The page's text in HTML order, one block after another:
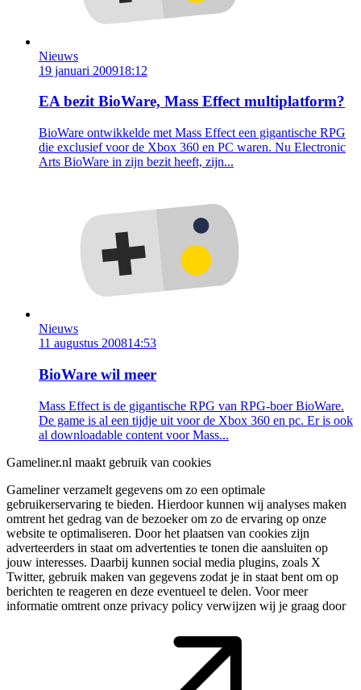
Nieuws
19 januari 200918:12
EA bezit BioWare, Mass Effect multiplatform?
BioWare ontwikkelde met Mass Effect een gigantische RPG
die exclusief voor de Xbox 360 en PC waren. Nu Electronic
Arts BioWare in zijn bezit heeft, zijn...
Nieuws
11 augustus 200814:53
BioWare wil meer
Mass Effect is de gigantische RPG van RPG-boer BioWare.
De game is al een tijdje uit voor de Xbox 360 en pc. Er is ook
al downloadable content voor Mass...
Gameliner.nl maakt gebruik van cookies
Gameliner verzamelt gegevens om zo een optimale
gebruikerservaring te bieden. Hierdoor kunnen wij analyses maken
omtrent het gedrag van de bezoeker om zo de ervaring op onze
website te optimaliseren. Door het plaatsen van cookies zijn
adverteerders in staat om advertenties te tonen die aansluiten op
jouw interesses. Daarbij kunnen social media plugins, zoals X
Twitter, gebruik maken van gegevens zodat je in staat bent om op
berichten te reageren en deze eventueel te delen. Voor meer
informatie omtrent onze privacy policy verwijzen wij je graag door